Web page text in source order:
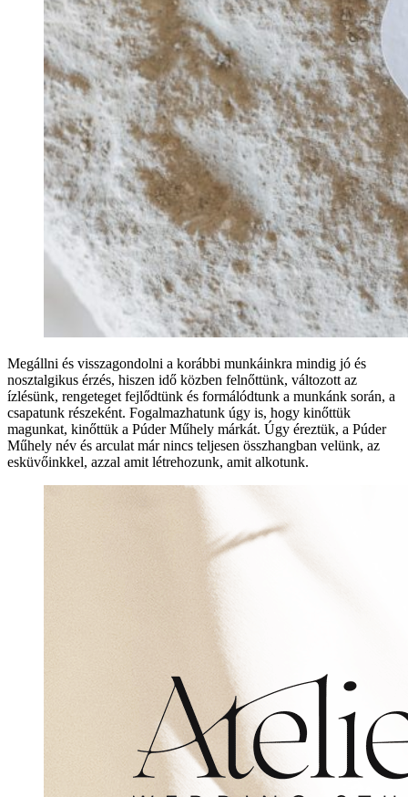
Megállni és visszagondolni a korábbi munkáinkra mindig jó és
nosztalgikus érzés, hiszen idő közben felnőttünk, változott az
ízlésünk, rengeteget fejlődtünk és formálódtunk a munkánk során, a
csapatunk részeként. Fogalmazhatunk úgy is, hogy kinőttük
magunkat, kinőttük a Púder Műhely márkát. Úgy éreztük, a Púder
Műhely név és arculat már nincs teljesen összhangban velünk, az
esküvőinkkel, azzal amit létrehozunk, amit alkotunk.